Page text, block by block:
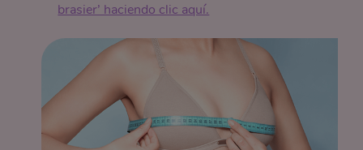
brasier’ haciendo clic aquí.